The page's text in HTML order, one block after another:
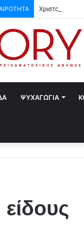
ΨΥΧΑΓΩΓΙΑ